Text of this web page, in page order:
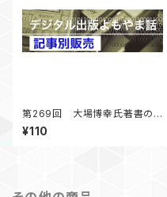
第269回 大場博幸氏著書の
社会的意義－図書館の書籍市
場への影響－ 「デジタル出版
¥110